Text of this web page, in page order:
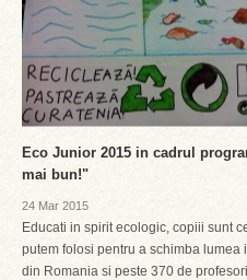
Eco Junior 2015 in cadrul
mai bun!"
24 Mar 2015
Educati in spirit ecologic, copiii sunt
putem folosi pentru a schimba
din Romania si peste 370 de